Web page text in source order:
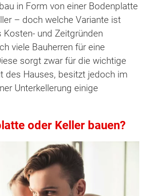
in Form von einer Bodenplatte
– doch welche Variante ist
Kosten- und Zeitgründen
viele Bauherren für eine
sorgt zwar für die wichtige
des Hauses, besitzt jedoch im
Unterkellerung einige
oder Keller bauen?